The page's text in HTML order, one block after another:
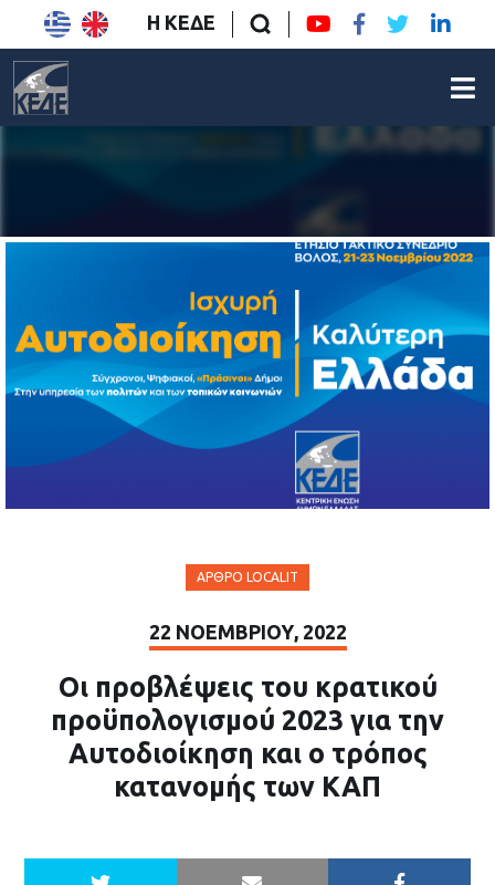
Η ΚΕΔΕ
ΆΡΘΡΟ LOCALIT
22 ΝΟΕΜΒΡΊΟΥ, 2022
Οι προβλέψεις του κρατικού
προϋπολογισμού 2023 για την
Αυτοδιοίκηση και ο τρόπος
κατανομής των ΚΑΠ